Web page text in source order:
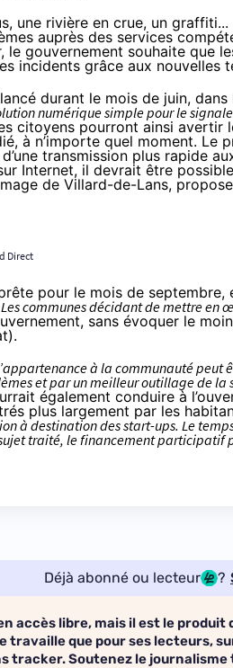
une rivière en crue, un graffiti...
auprès des services
le gouvernement souhaite que
incidents grâce aux nouvelles
durant le mois de juin, dans
numérique simple pour le
citoyens pourront ainsi avertir
à n’importe quel moment. Le
transmission plus rapide
Internet, il devrait être
de Villard-de-Lans,
Direct
pour le mois de septembre,
communes décidant de mettre en
sans évoquer le
à la communauté peut
et par un meilleur outillage de la
également conduire à
plus largement par les
à destination des start-ups. Le
traité, lefinancement participatif
Déjà abonné ou lecteur ?
accès libre, mais il est le produit
travaille que pour ses lecteurs,
tracker. Soutenez le journalisme